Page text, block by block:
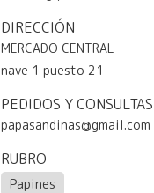
DIRECCIÓN
MERCADO CENTRAL
nave 1 puesto 21
PEDIDOS Y CONSULTAS
papasandinas@gmail.com
RUBRO
Papines